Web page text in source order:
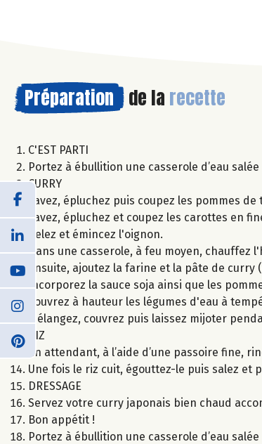
Préparation de la recette
C'EST PARTI
Portez à ébullition une casserole d’eau
CURRY
Lavez, épluchez puis coupez les pommes
Lavez, épluchez et coupez les carottes en
Pelez et émincez l'oignon.
Dans une casserole, à feu moyen,
Ensuite, ajoutez la farine et la pâte de
Incorporez la sauce soja ainsi que les
Couvrez à hauteur les légumes d'eau à
Mélangez, couvrez puis laissez mijoter
RIZ
En attendant, à l’aide d’une passoire fine,
Une fois le riz cuit, égouttez-le puis salez et
DRESSAGE
Servez votre curry japonais bien chaud
Bon appétit !
Portez à ébullition une casserole d’eau